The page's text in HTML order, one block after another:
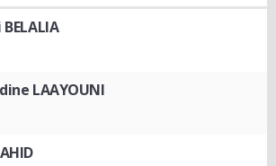
LAAYOUNI